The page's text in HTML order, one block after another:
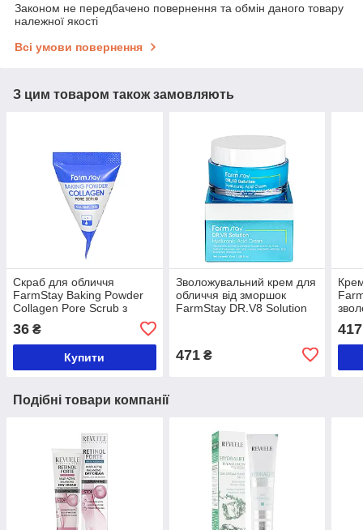
Законом не передбачено повернення та обмін даного товару
належної якості
Всі умови повернення
З цим товаром також замовляють
Скраб для обличчя
FarmStay Baking Powder
Collagen Pore Scrub з
36 ₴
Купити
Зволожувальний крем для
обличчя від зморшок
FarmStay DR.V8 Solution
471₴
417
Подібні товари компанії